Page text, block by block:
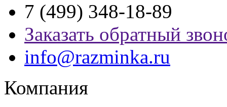
7 (499) 348-18-89
Заказать обратный
info@razminka.ru
Компания